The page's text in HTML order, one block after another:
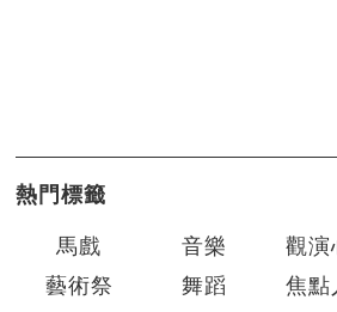
熱門標籤
馬戲 音樂 觀演
藝術祭
舞蹈 焦點